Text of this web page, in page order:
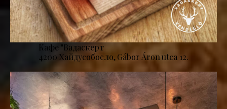
Кафе "Вадаскерт
4200 Хайдусобосло, Gábor Áron utca 12.